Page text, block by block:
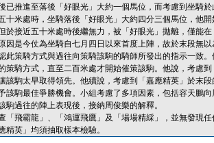
已推進至落後「好眼光」大約一個馬位，而考慮到坐騎
十米處時，坐騎落後「好眼光」大約四分三個馬位，他
於接近五十米處時後繼無力，被「好眼光」拋離，僅能
因是今仗為坐騎自七月四日以來首度上陣，故於末段無
此策騎方式與過往向策騎該駒的騎師所發出的指示一致
策騎方式，直至二百米處才開始催策該駒。他說，考慮
該駒太早取得領先。他續說，考慮到「嘉應精英」於末
該駒最佳爭勝機會。小組考慮了多項因素，包括容天鵬
駒過往的陣上表現後，接納周俊樂的解釋。
「飛霸龍」、「鴻運飛鷹」及「場場精綵」，並無發現
精英」均須抽取樣本檢驗。